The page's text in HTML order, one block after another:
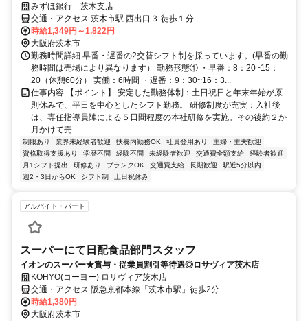
みずほ銀行 茨木支店
交通・アクセス 茨木市駅 西出口３ 徒歩１分
時給1,349円～1,822円
大阪府茨木市
勤務時間詳細 早番・遅番の2交替シフト制を採っています。(早番の勤
務時間は売場により異なります） 勤務形態① ・早番：8：20~15：
20（休憩60分） 実働：6時間 ・遅番：9：30~16：3...
仕事内容 【ポイント】 安定した勤務体制：土日祝日と年末年始が原
則休みで、平日を中心としたシフト勤務。 研修制度が充実：入社後
は、専任指導員陣による５日間程度の本社研修を実施。その後約２か
月かけて売...
制服あり 業界未経験者歓迎 扶養内勤務OK 社員登用あり
主婦・主夫歓迎
資格取得支援あり
学歴不問 経験不問 未経験者歓迎 交通費全額支給
経験者歓迎
月1シフト提出
研修あり ブランクOK 交通費支給 長期歓迎
駅近5分以内
週2・3日からOK
シフト制 土日祝休み
アルバイト・パート
スーパーにて日配食品部門スタッフ
イオンのスーパー★賞与・従業員割引等待遇◎ロサヴィア茨木店
KOHYO(コーヨー) ロサヴィア茨木店
交通・アクセス 阪急京都本線「茨木市駅」徒歩2分
時給1,380円
大阪府茨木市